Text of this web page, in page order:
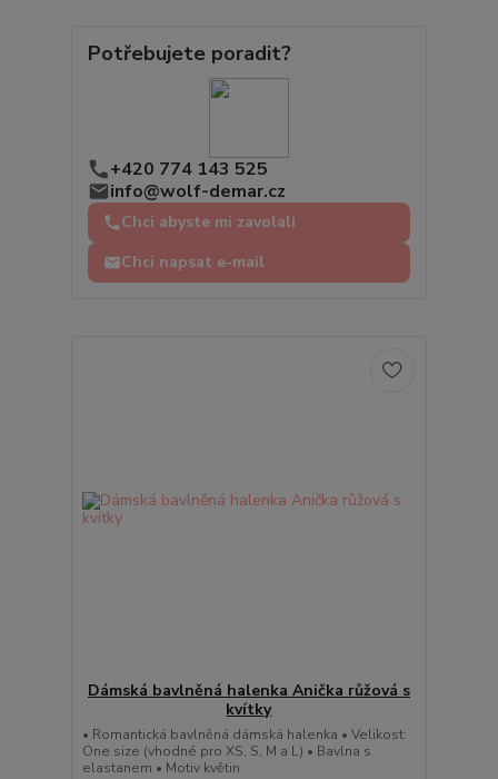
Potřebujete poradit?
+420 774 143 525
info@wolf-demar.cz
Chci abyste mi zavolali
Chci napsat e-mail
Dámská bavlněná halenka Anička růžová s
kvítky
• Romantická bavlněná dámská halenka • Velikost:
One size (vhodné pro XS, S, M a L) • Bavlna s
elastanem • Motiv květin